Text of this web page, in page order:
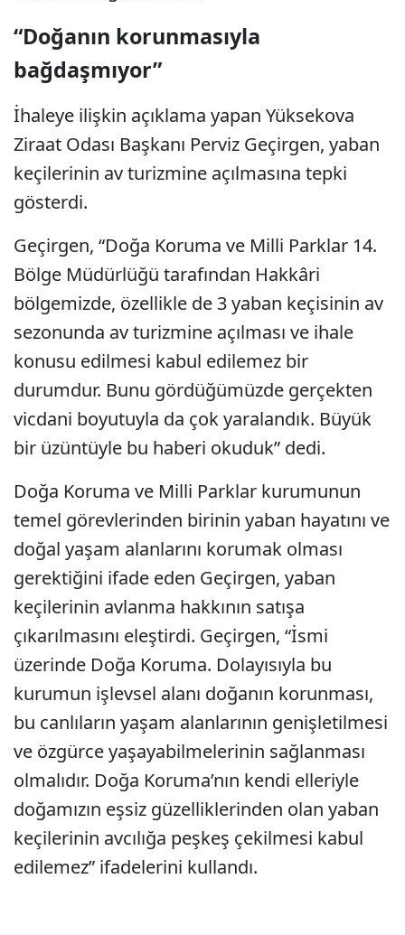
“Doğanın korunmasıyla
bağdaşmıyor”
İhaleye ilişkin açıklama yapan Yüksekova
Ziraat Odası Başkanı Perviz Geçirgen, yaban
keçilerinin av turizmine açılmasına tepki
gösterdi.
Geçirgen, “Doğa Koruma ve Milli Parklar 14.
Bölge Müdürlüğü tarafından Hakkâri
bölgemizde, özellikle de 3 yaban keçisinin av
sezonunda av turizmine açılması ve ihale
konusu edilmesi kabul edilemez bir
durumdur. Bunu gördüğümüzde gerçekten
vicdani boyutuyla da çok yaralandık. Büyük
bir üzüntüyle bu haberi okuduk” dedi.
Doğa Koruma ve Milli Parklar kurumunun
temel görevlerinden birinin yaban hayatını ve
doğal yaşam alanlarını korumak olması
gerektiğini ifade eden Geçirgen, yaban
keçilerinin avlanma hakkının satışa
çıkarılmasını eleştirdi. Geçirgen, “İsmi
üzerinde Doğa Koruma. Dolayısıyla bu
kurumun işlevsel alanı doğanın korunması,
bu canlıların yaşam alanlarının genişletilmesi
ve özgürce yaşayabilmelerinin sağlanması
olmalıdır. Doğa Koruma’nın kendi elleriyle
doğamızın eşsiz güzelliklerinden olan yaban
keçilerinin avcılığa peşkeş çekilmesi kabul
edilemez” ifadelerini kullandı.